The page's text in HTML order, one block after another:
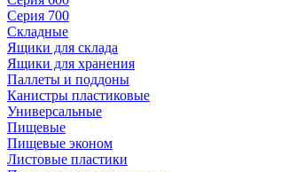
Серия 700
Складные
Ящики для склада
Ящики для хранения
Паллеты и поддоны
Канистры пластиковые
Универсальные
Пищевые
Пищевые эконом
Листовые пластики